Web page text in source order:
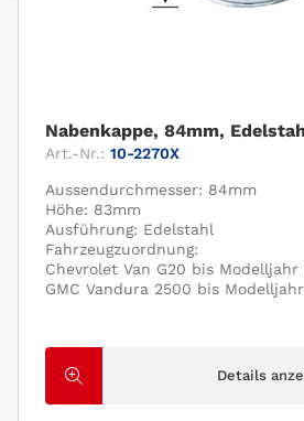
Nabenkappe, 84mm,
Art.-Nr.: 10-2270X
Aussendurchmesser: 84mm
Höhe: 83mm
Ausführung: Edelstahl
Fahrzeugzuordnung:
Chevrolet Van G20 bis Modelljahr
GMC Vandura 2500 bis
Details